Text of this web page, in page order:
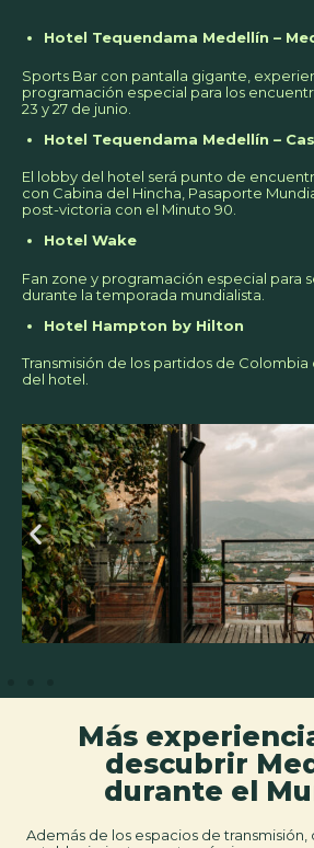
Hotel Tequendama Medellín –
Sports Bar con pantalla gigante,
programación especial para los
23 y 27 de junio.
Hotel Tequendama Medellín –
El lobby del hotel será punto de
con Cabina del Hincha, Pasaporte
post-victoria con el Minuto 90.
Hotel Wake
Fan zone y programación especial para
durante la temporada mundialista.
Hotel Hampton by Hilton
Transmisión de los partidos de
del hotel.
Más
descubrir
durante el
Además de los espacios de